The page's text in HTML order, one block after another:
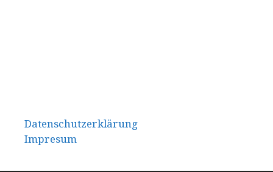
Datenschutzerklärung
Impresum